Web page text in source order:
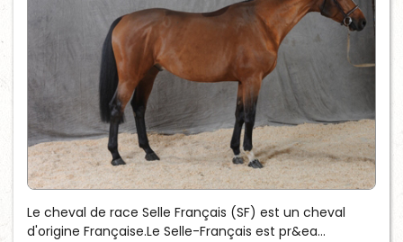
Le cheval de race Selle Français (SF) est un cheval
d'origine Française.Le Selle-Français est pr&ea...